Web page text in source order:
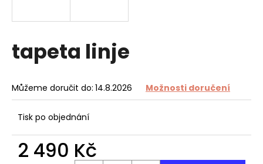
tapeta linje
Můžeme doručit do: 14.8.2026 Možnosti doručení
Tisk po objednání
2 490 Kč
í
t
HLEDAT